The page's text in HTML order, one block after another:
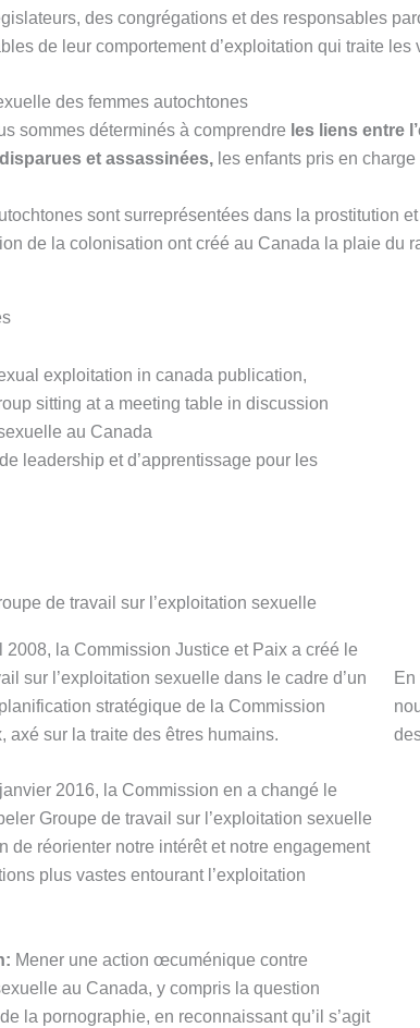
des congrégations et des responsables
de leur comportement d’exploitation qui traite
des femmes autochtones
sommes déterminés à comprendre les liens entre
et assassinées,les enfants pris en charge
sont surreprésentées dans la prostitution
de la colonisation ont créé au Canada la plaie du
au Canada
leadership et d’apprentissage pour les
de travail sur l’exploitation sexuelle
2008, la Commission Justice et Paix a créé le
sur l’exploitation sexuelle dans le cadre d’un
stratégique de la Commission
axé sur la traite des êtres humains.
2016, la Commission en a changé le
Groupe de travail sur l’exploitation sexuelle
de réorienter notre intérêt et notre engagement
plus vastes entourant l’exploitation
Mener une action œcuménique contre
au Canada, y compris la question
la pornographie, en reconnaissant qu’il s’agit